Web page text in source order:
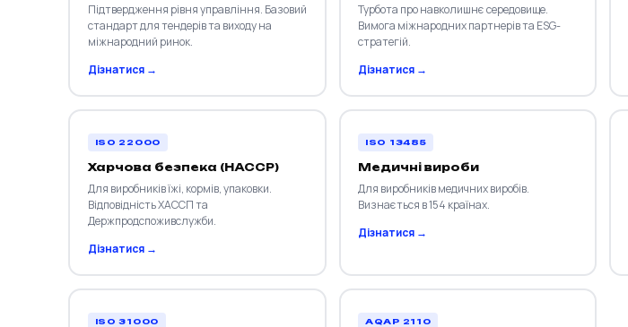
Підтвердження рівня управління. Базовий
стандарт для тендерів та виходу на
міжнародний ринок.
Дізнатися →
Турбота про навколишнє середовище.
Вимога міжнародних партнерів та ESG-
стратегій.
Дізнатися →
ISO 22000
Харчова безпека (HACCP)
Для виробників їжі, кормів, упаковки.
Відповідність ХАССП та
Держпродспоживслужби.
Дізнатися →
ISO 13485
Медичні вироби
Для виробників медичних виробів.
Визнається в 154 країнах.
Дізнатися →
ISO 31000 AQAP 2110